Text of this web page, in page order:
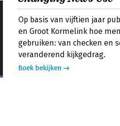
Op basis van vijftien jaar
en Groot Kormelink hoe
gebruiken: van checken en
veranderend kijkgedrag.
Boek bekijken